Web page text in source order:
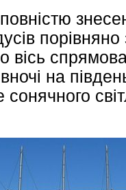
на